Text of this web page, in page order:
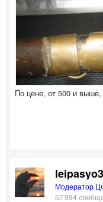
По цене, от 500 и
Модератор
57 994